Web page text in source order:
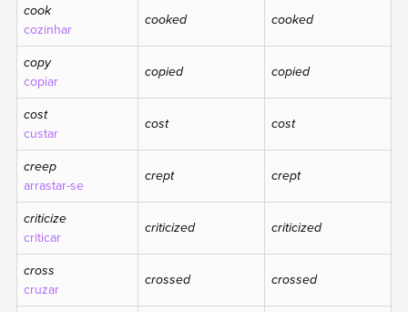
cook
cozinhar cooked cooked
copy
copiar copied copied
cost
custar cost cost
creep
arrastar-se crept crept
criticize
criticar criticized criticized
cross
cruzar crossed crossed